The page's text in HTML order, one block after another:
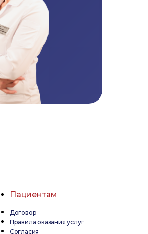
Пациентам
Договор
Правила оказания услуг
Согласия